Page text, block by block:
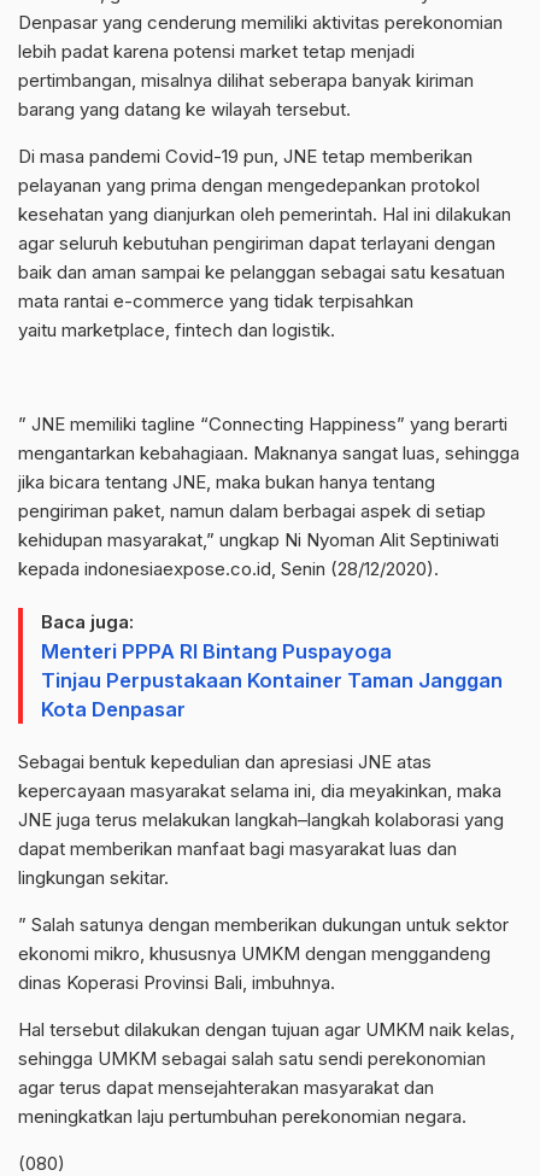
Denpasar yang cenderung memiliki aktivitas perekonomian
lebih padat karena potensi market tetap menjadi
pertimbangan, misalnya dilihat seberapa banyak kiriman
barang yang datang ke wilayah tersebut.
Di masa pandemi Covid-19 pun, JNE tetap memberikan
pelayanan yang prima dengan mengedepankan protokol
kesehatan yang dianjurkan oleh pemerintah. Hal ini dilakukan
agar seluruh kebutuhan pengiriman dapat terlayani dengan
baik dan aman sampai ke pelanggan sebagai satu kesatuan
mata rantai e-commerce yang tidak terpisahkan
yaitu marketplace, fintech dan logistik.
” JNE memiliki tagline “Connecting Happiness” yang berarti
mengantarkan kebahagiaan. Maknanya sangat luas, sehingga
jika bicara tentang JNE, maka bukan hanya tentang
pengiriman paket, namun dalam berbagai aspek di setiap
kehidupan masyarakat,” ungkap Ni Nyoman Alit Septiniwati
kepada indonesiaexpose.co.id, Senin (28/12/2020).
Baca juga:
Menteri PPPA RI Bintang Puspayoga
Tinjau Perpustakaan Kontainer Taman Janggan
Kota Denpasar
Sebagai bentuk kepedulian dan apresiasi JNE atas
kepercayaan masyarakat selama ini, dia meyakinkan, maka
JNE juga terus melakukan langkah–langkah kolaborasi yang
dapat memberikan manfaat bagi masyarakat luas dan
lingkungan sekitar.
” Salah satunya dengan memberikan dukungan untuk sektor
ekonomi mikro, khususnya UMKM dengan menggandeng
dinas Koperasi Provinsi Bali, imbuhnya.
Hal tersebut dilakukan dengan tujuan agar UMKM naik kelas,
sehingga UMKM sebagai salah satu sendi perekonomian
agar terus dapat mensejahterakan masyarakat dan
meningkatkan laju pertumbuhan perekonomian negara.
(080)